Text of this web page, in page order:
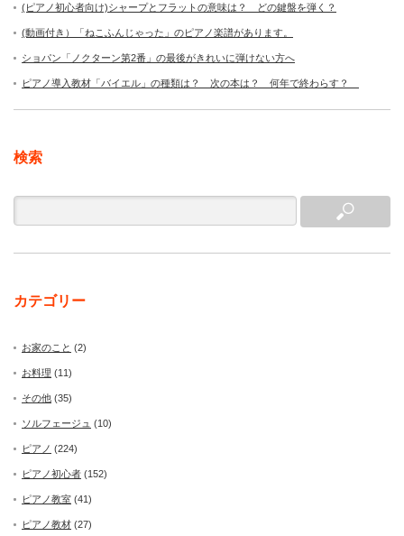
(ピアノ初心者向け)シャープとフラットの意味は？ どの鍵盤を弾く？
(動画付き）「ねこふんじゃった」のピアノ楽譜があります。
ショパン「ノクターン第2番」の最後がきれいに弾けない方へ
ピアノ導入教材「バイエル」の種類は？ 次の本は？ 何年で終わらす？
検索
カテゴリー
お家のこと (2)
お料理 (11)
その他 (35)
ソルフェージュ (10)
ピアノ (224)
ピアノ初心者 (152)
ピアノ教室 (41)
ピアノ教材 (27)